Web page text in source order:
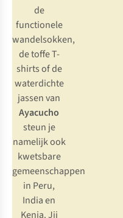
de
functionele
wandelsokken,
de toffe T-
shirts of de
waterdichte
jassen van
Ayacucho
steun je
namelijk ook
kwetsbare
gemeenschappen
in Peru,
India en
Kenia. Jij